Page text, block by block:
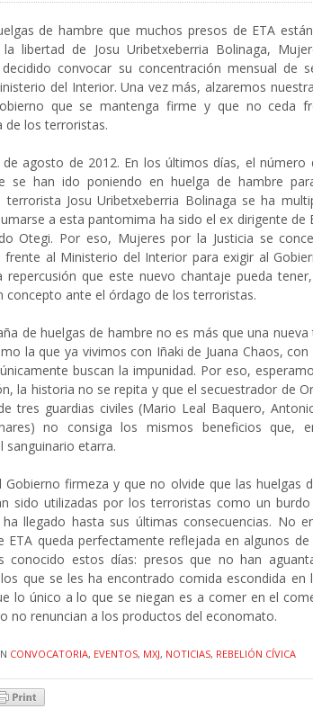
de hambre que muchos presos de ETA
libertad de Josu Uribetxeberria Bolinaga,
decidido convocar su concentración mensual de
del Interior. Una vez más, alzaremos
que se mantenga firme y que no ceda
de los terroristas.
agosto de 2012. En los últimos días, el número
se han ido poniendo en huelga de hambre
terrorista Josu Uribetxeberria Bolinaga se ha
a esta pantomima ha sido el ex dirigente de
Otegi. Por eso, Mujeres por la Justicia se
frente al Ministerio del Interior para exigir al
repercusión que este nuevo chantaje pueda
concepto ante el órdago de los terroristas.
de huelgas de hambre no es más que una
la que ya vivimos con Iñaki de Juana Chaos, con
buscan la impunidad. Por eso,
la historia no se repita y que el secuestrador de
tres guardias civiles (Mario Leal Baquero,
no consiga los mismos beneficios que,
sanguinario etarra.
Gobierno firmeza y que no olvide que las huelgas
sido utilizadas por los terroristas como un burdo
llegado hasta sus últimas consecuencias. No
ETA queda perfectamente reflejada en algunos
conocido estos días: presos que no han
que se les ha encontrado comida escondida en
lo único a lo que se niegan es a comer en el
no renuncian a los productos del economato.
CONVOCATORIA, EVENTOS, MXJ, NOTICIAS, REBELIÓN CÍVICA